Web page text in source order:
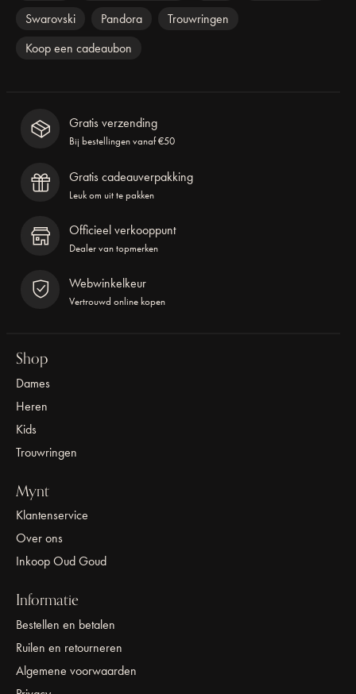
Swarovski
Pandora
Trouwringen
Koop een cadeaubon
Gratis verzending
Bij bestellingen vanaf €50
Gratis cadeauverpakking
Leuk om uit te pakken
Officieel verkooppunt
Dealer van topmerken
Webwinkelkeur
Vertrouwd online kopen
Shop
Dames
Heren
Kids
Trouwringen
Mynt
Klantenservice
Over ons
Inkoop Oud Goud
Informatie
Bestellen en betalen
Ruilen en retourneren
Algemene voorwaarden